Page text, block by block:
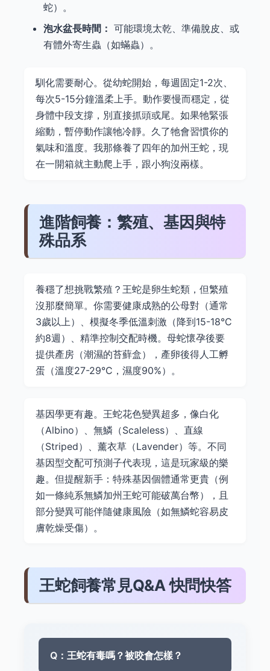
蛇）。
泡水盆長時間： 可能環境太乾、準備脫皮、或
有體外寄生蟲（如蟎蟲）。
馴化需要耐心。從幼蛇開始，每週固定1-2次、
每次5-15分鐘溫柔上手。動作要慢而穩定，從
身體中段支撐，別直接抓頭或尾。如果牠緊張
縮動，暫停動作讓牠冷靜。久了牠會習慣你的
氣味和溫度。我那條養了四年的加州王蛇，現
在一開箱就主動爬上手，跟小狗沒兩樣。
進階飼養：繁殖、基因與特
殊品系
養穩了想挑戰繁殖？王蛇是卵生蛇類，但繁殖
沒那麼簡單。你需要健康成熟的公母對（通常
3歲以上）、模擬冬季低溫刺激（降到15-18°C
約8週）、精準控制交配時機。母蛇懷孕後要
提供產房（潮濕的苔蘚盒），產卵後得人工孵
蛋（溫度27-29°C，濕度90%）。
基因學更有趣。王蛇花色變異超多，像白化
（Albino）、無鱗（Scaleless）、直線
（Striped）、薰衣草（Lavender）等。不同
基因型交配可預測子代表現，這是玩家級的樂
趣。但提醒新手：特殊基因個體通常更貴（例
如一條純系無鱗加州王蛇可能破萬台幣），且
部分變異可能伴隨健康風險（如無鱗蛇容易皮
膚乾燥受傷）。
王蛇飼養常見Q&A 快問快答
Q：王蛇有毒嗎？被咬會怎樣？